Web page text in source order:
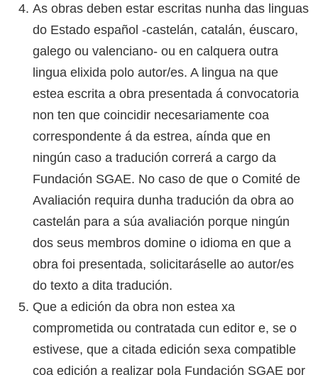
As obras deben estar escritas nunha das linguas
do Estado español -castelán, catalán, éuscaro,
galego ou valenciano- ou en calquera outra
lingua elixida polo autor/es. A lingua na que
estea escrita a obra presentada á convocatoria
non ten que coincidir necesariamente coa
correspondente á da estrea, aínda que en
ningún caso a tradución correrá a cargo da
Fundación SGAE. No caso de que o Comité de
Avaliación requira dunha tradución da obra ao
castelán para a súa avaliación porque ningún
dos seus membros domine o idioma en que a
obra foi presentada, solicitaráselle ao autor/es
do texto a dita tradución.
Que a edición da obra non estea xa
comprometida ou contratada cun editor e, se o
estivese, que a citada edición sexa compatible
coa edición a realizar pola Fundación SGAE por